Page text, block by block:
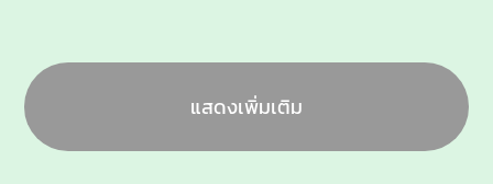
แสดงเพิ่มเติม